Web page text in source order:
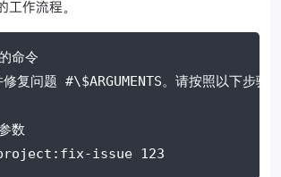
作流程。
命令
复问题 #\$ARGUMENTS。请按照以下
数
issue 123